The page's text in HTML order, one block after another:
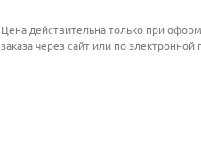
Цена действительна только при
заказа через сайт или по электронной